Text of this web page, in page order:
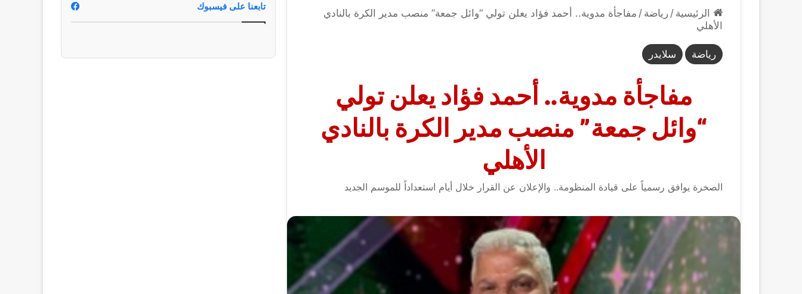
الرئيسية / رياضة / مفاجأة مدوية.. أحمد فؤاد يعلن تولي “وائل جمعة” منصب مدير الكرة بالنادي
الأهلي
رياضة سلايدر
مفاجأة مدوية.. أحمد فؤاد يعلن تولي
“وائل جمعة” منصب مدير الكرة بالنادي
الأهلي
الصخرة يوافق رسمياً على قيادة المنظومة.. والإعلان عن القرار خلال أيام استعداداً للموسم الجديد
تابعنا على فيسبوك